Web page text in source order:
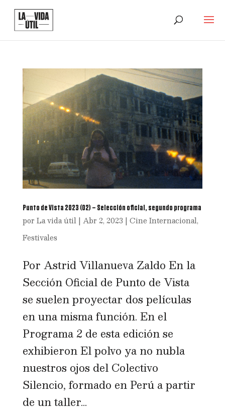
Punto de Vista 2023 (02) – Selección oficial, segundo programa
por La vida útil| Abr 2, 2023 | Cine Internacional,
Festivales
Por Astrid Villanueva Zaldo En la
Sección Oficial de Punto de Vista
se suelen proyectar dos películas
en una misma función. En el
Programa 2 de esta edición se
exhibieron El polvo ya no nubla
nuestros ojos del Colectivo
Silencio, formado en Perú a partir
de un taller...